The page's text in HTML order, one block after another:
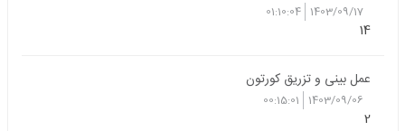
1403/09/17
01:10:04
14
عمل بینی و تزریق کورتون
1403/09/06
00:15:01
2